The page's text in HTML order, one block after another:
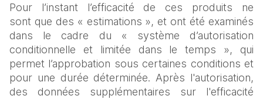
Pour l’instant l’efficacité de ces produits ne
sont que des « estimations », et ont été examinés
dans le cadre du « système d’autorisation
conditionnelle et limitée dans le temps », qui
permet l’approbation sous certaines conditions et
pour une durée déterminée. Après l'autorisation,
des données supplémentaires sur l'efficacité